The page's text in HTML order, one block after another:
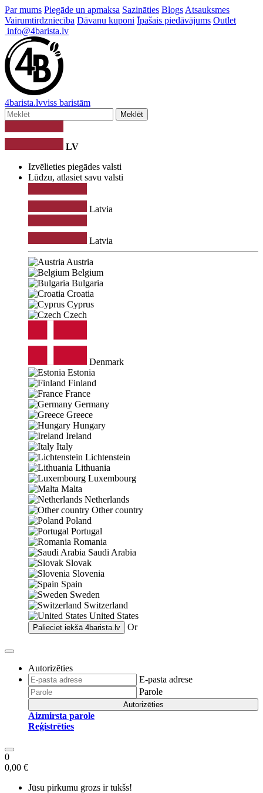
Par mums Piegāde un apmaksa Sazināties Blogs Atsauksmes
Vairumtirdzniecība Dāvanu kuponi Īpašais piedāvājums Outlet
info@4barista.lv
4barista.lvviss baristām
Meklēt
LV
Izvēlieties piegādes valsti
Lūdzu, atlasiet savu valsti
Latvia
Latvia
Austria
Belgium
Bulgaria
Croatia
Cyprus
Czech
Denmark
Estonia
Finland
France
Germany
Greece
Hungary
Ireland
Italy
Lichtenstein
Lithuania
Luxembourg
Malta
Netherlands
Other country
Poland
Portugal
Romania
Saudi Arabia
Slovak
Slovenia
Spain
Sweden
Switzerland
United States
Palieciet iekšā 4barista.lv Or
Autorizēties
E-pasta adrese
Parole
Autorizēties
Aizmirsta parole
Reģistrēties
0
0,00 €
Jūsu pirkumu grozs ir tukšs!